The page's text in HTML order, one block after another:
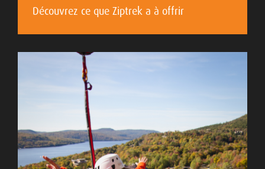
Découvrez ce que Ziptrek a à offrir
EN SAVOIR PLUS